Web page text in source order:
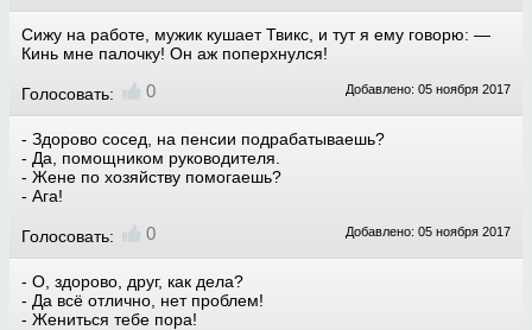
Сижу на работе, мужик кушает Твикс, и тут я ему говорю: —
Кинь мне палочку! Он аж поперхнулся!
Голосовать: 0 Добавлено: 05 ноября 2017
- Здорово сосед, на пенсии подрабатываешь?
- Да, помощником руководителя.
- Жене по хозяйству помогаешь?
- Ага!
Голосовать: 0 Добавлено: 05 ноября 2017
- О, здорово, друг, как дела?
- Да всё отлично, нет проблем!
- Жениться тебе пора!